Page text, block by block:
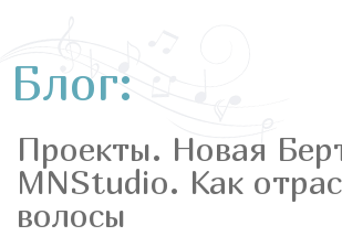
Блог:
Проекты. Новая
MNStudio. Как
волосы